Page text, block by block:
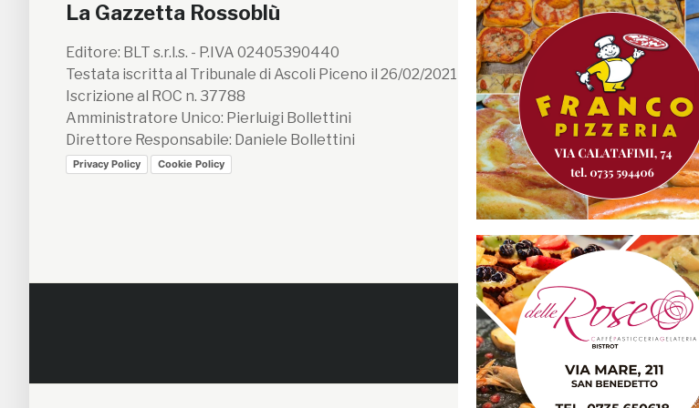
La Gazzetta Rossoblù
Editore: BLT s.r.l.s. - P.IVA 02405390440
Testata iscritta al Tribunale di Ascoli Piceno il 26/02/2021 n. 199/2021
Iscrizione al ROC n. 37788
Amministratore Unico: Pierluigi Bollettini
Direttore Responsabile: Daniele Bollettini
Privacy Policy Cookie Policy
Segui
Gazzetta